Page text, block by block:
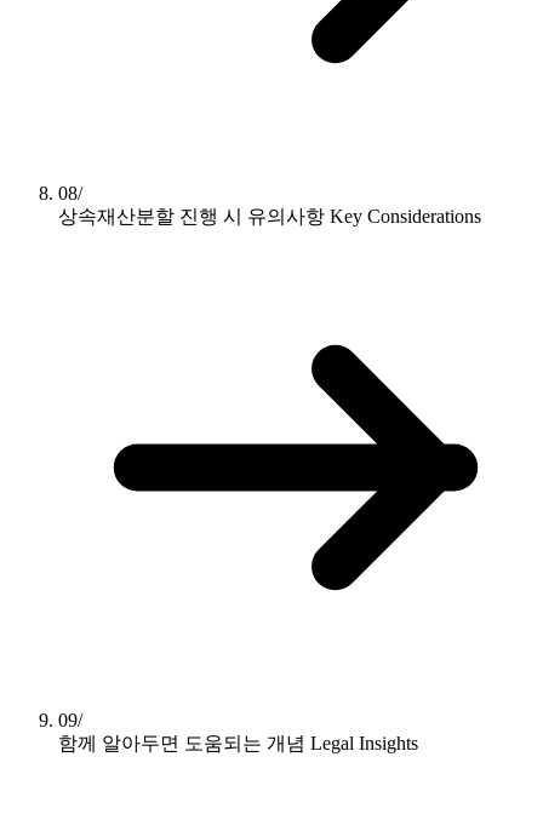
08/
상속재산분할 진행 시 유의사항 Key Considerations
09/
함께 알아두면 도움되는 개념 Legal Insights